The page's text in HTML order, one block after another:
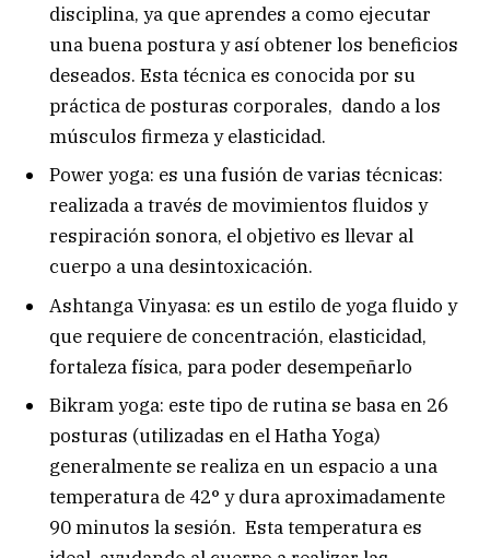
disciplina, ya que aprendes a como ejecutar
una buena postura y así obtener los beneficios
deseados. Esta técnica es conocida por su
práctica de posturas corporales, dando a los
músculos firmeza y elasticidad.
Power yoga: es una fusión de varias técnicas:
realizada a través de movimientos fluidos y
respiración sonora, el objetivo es llevar al
cuerpo a una desintoxicación.
Ashtanga Vinyasa: es un estilo de yoga fluido y
que requiere de concentración, elasticidad,
fortaleza física, para poder desempeñarlo
Bikram yoga: este tipo de rutina se basa en 26
posturas (utilizadas en el Hatha Yoga)
generalmente se realiza en un espacio a una
temperatura de 42° y dura aproximadamente
90 minutos la sesión. Esta temperatura es